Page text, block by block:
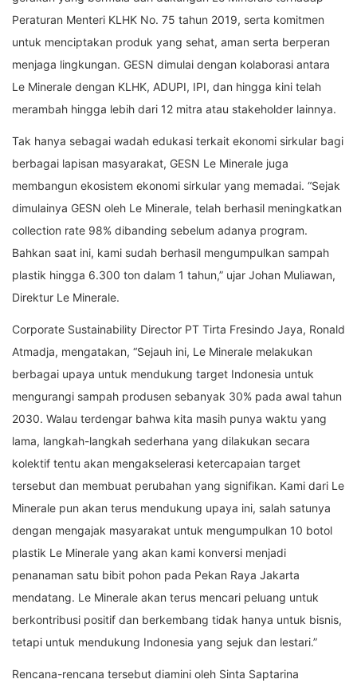
Peraturan Menteri KLHK No. 75 tahun 2019, serta komitmen
untuk menciptakan produk yang sehat, aman serta berperan
menjaga lingkungan. GESN dimulai dengan kolaborasi antara
Le Minerale dengan KLHK, ADUPI, IPI, dan hingga kini telah
merambah hingga lebih dari 12 mitra atau stakeholder lainnya.
Tak hanya sebagai wadah edukasi terkait ekonomi sirkular bagi
berbagai lapisan masyarakat, GESN Le Minerale juga
membangun ekosistem ekonomi sirkular yang memadai. “Sejak
dimulainya GESN oleh Le Minerale, telah berhasil meningkatkan
collection rate 98% dibanding sebelum adanya program.
Bahkan saat ini, kami sudah berhasil mengumpulkan sampah
plastik hingga 6.300 ton dalam 1 tahun,” ujar Johan Muliawan,
Direktur Le Minerale.
Corporate Sustainability Director PT Tirta Fresindo Jaya, Ronald
Atmadja, mengatakan, “Sejauh ini, Le Minerale melakukan
berbagai upaya untuk mendukung target Indonesia untuk
mengurangi sampah produsen sebanyak 30% pada awal tahun
2030. Walau terdengar bahwa kita masih punya waktu yang
lama, langkah-langkah sederhana yang dilakukan secara
kolektif tentu akan mengakselerasi ketercapaian target
tersebut dan membuat perubahan yang signifikan. Kami dari Le
Minerale pun akan terus mendukung upaya ini, salah satunya
dengan mengajak masyarakat untuk mengumpulkan 10 botol
plastik Le Minerale yang akan kami konversi menjadi
penanaman satu bibit pohon pada Pekan Raya Jakarta
mendatang. Le Minerale akan terus mencari peluang untuk
berkontribusi positif dan berkembang tidak hanya untuk bisnis,
tetapi untuk mendukung Indonesia yang sejuk dan lestari.”
Rencana-rencana tersebut diamini oleh Sinta Saptarina